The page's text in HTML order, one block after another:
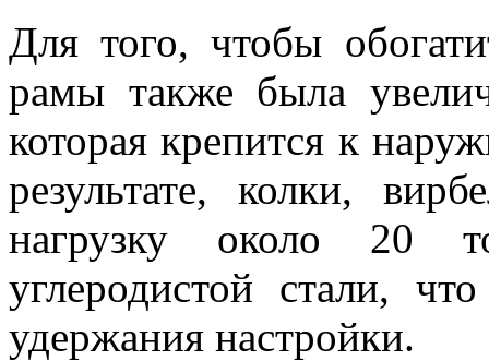
Для того, чтобы
рамы также была
которая крепится к
результате, колки,
нагрузку около 20
углеродистой стали,
удержания настройки.